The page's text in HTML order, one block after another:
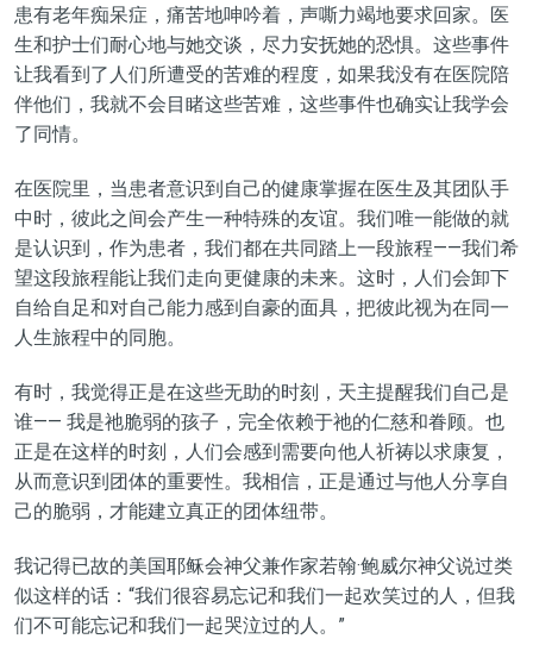
患有老年痴呆症，痛苦地呻吟着，声嘶力竭地要求回家。医
生和护士们耐心地与她交谈，尽力安抚她的恐惧。这些事件
让我看到了人们所遭受的苦难的程度，如果我没有在医院陪
伴他们，我就不会目睹这些苦难，这些事件也确实让我学会
了同情。
在医院里，当患者意识到自己的健康掌握在医生及其团队手
中时，彼此之间会产生一种特殊的友谊。我们唯一能做的就
是认识到，作为患者，我们都在共同踏上一段旅程——我们希
望这段旅程能让我们走向更健康的未来。这时，人们会卸下
自给自足和对自己能力感到自豪的面具，把彼此视为在同一
人生旅程中的同胞。
有时，我觉得正是在这些无助的时刻，天主提醒我们自己是
谁—— 我是祂脆弱的孩子，完全依赖于祂的仁慈和眷顾。也
正是在这样的时刻，人们会感到需要向他人祈祷以求康复，
从而意识到团体的重要性。我相信，正是通过与他人分享自
己的脆弱，才能建立真正的团体纽带。
我记得已故的美国耶稣会神父兼作家若翰·鲍威尔神父说过类
似这样的话：“我们很容易忘记和我们一起欢笑过的人，但我
们不可能忘记和我们一起哭泣过的人。”